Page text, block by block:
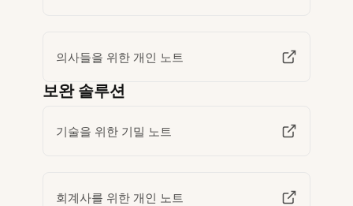
의사들을 위한 개인 노트
보완 솔루션
기술을 위한 기밀 노트
회계사를 위한 개인 노트